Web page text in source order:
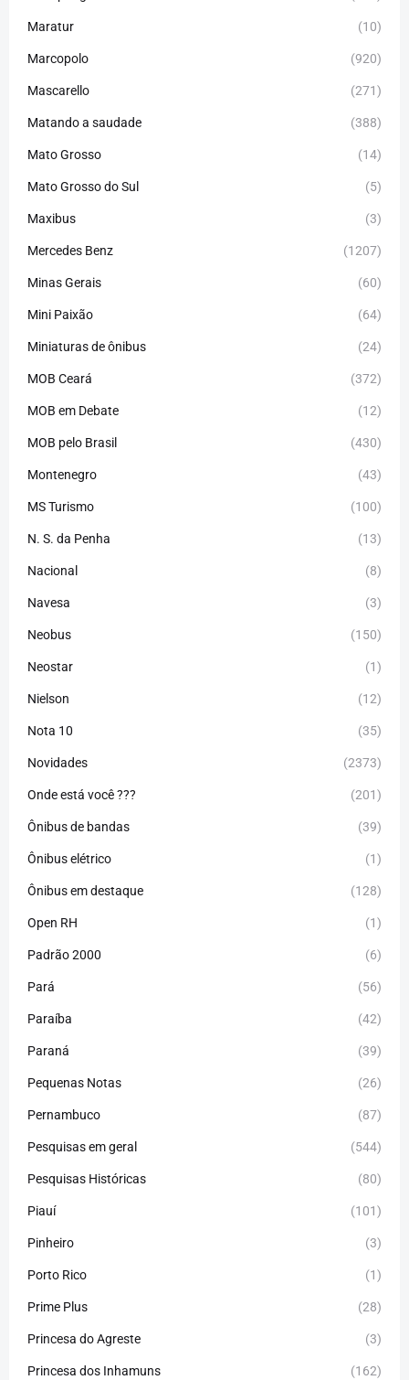
Maratur (10)
Marcopolo (920)
Mascarello (271)
Matando a saudade (388)
Mato Grosso (14)
Mato Grosso do Sul (5)
Maxibus (3)
Mercedes Benz (1207)
Minas Gerais (60)
Mini Paixão (64)
Miniaturas de ônibus (24)
MOB Ceará (372)
MOB em Debate (12)
MOB pelo Brasil (430)
Montenegro (43)
MS Turismo (100)
N. S. da Penha (13)
Nacional (8)
Navesa (3)
Neobus (150)
Neostar (1)
Nielson (12)
Nota 10 (35)
Novidades (2373)
Onde está você ??? (201)
Ônibus de bandas (39)
Ônibus elétrico (1)
Ônibus em destaque (128)
Open RH (1)
Padrão 2000 (6)
Pará (56)
Paraíba (42)
Paraná (39)
Pequenas Notas (26)
Pernambuco (87)
Pesquisas em geral (544)
Pesquisas Históricas (80)
Piauí (101)
Pinheiro (3)
Porto Rico (1)
Prime Plus (28)
Princesa do Agreste (3)
Princesa dos Inhamuns (162)